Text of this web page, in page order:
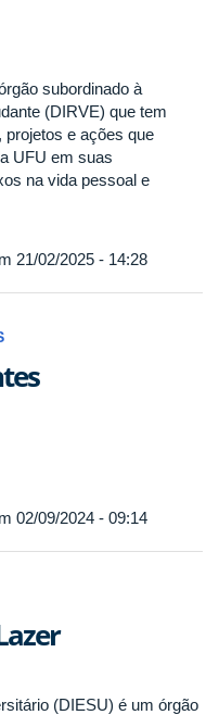
subordinado à
(DIRVE) que tem
e ações que
UFU em suas
na vida pessoal e
21/02/2025 - 14:28
02/09/2024 - 09:14
(DIESU) é um órgão